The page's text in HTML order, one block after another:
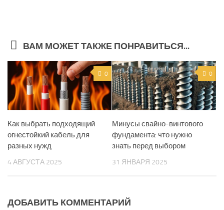
ВАМ МОЖЕТ ТАКЖЕ ПОНРАВИТЬСЯ...
0
Как выбрать подходящий
огнестойкий кабель для
разных нужд
4 АВГУСТА 2025
0
Минусы свайно-винтового
фундамента: что нужно
знать перед выбором
31 ЯНВАРЯ 2025
ДОБАВИТЬ КОММЕНТАРИЙ